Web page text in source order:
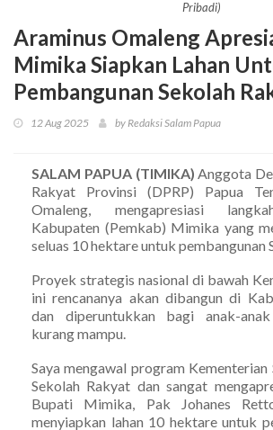
Pribadi)
Araminus Omaleng
Mimika Siapkan Lahan
Pembangunan Sekolah
12 Aug 2025 by Redaksi Salam Papua
SALAM PAPUA (TIMIKA) Anggota
Rakyat Provinsi (DPRP) Papua
Omaleng, mengapresiasi
Kabupaten (Pemkab) Mimika yang
seluas 10 hektare untuk pembangunan
Proyek strategis nasional di bawah
ini rencananya akan dibangun di
dan diperuntukkan bagi anak-
kurang mampu.
Saya mengawal program Kementerian
Sekolah Rakyat dan sangat
Bupati Mimika, Pak Johanes
menyiapkan lahan 10 hektare untuk